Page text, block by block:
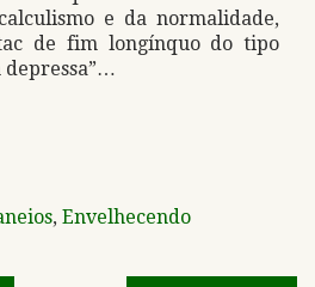
e da normalidade,
de fim longínquo do tipo
depressa”…
, Envelhecendo